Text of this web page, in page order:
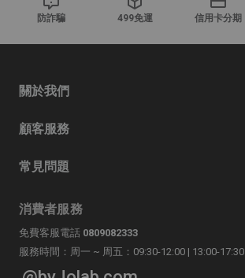
防詐騙 499免運 信用卡分期
關於我們
顧客服務
常見問題
消費者服務
免費客服電話 0809082333
服務時間：周一 ~ 周五：09:30-12:00 | 13:00-17:30